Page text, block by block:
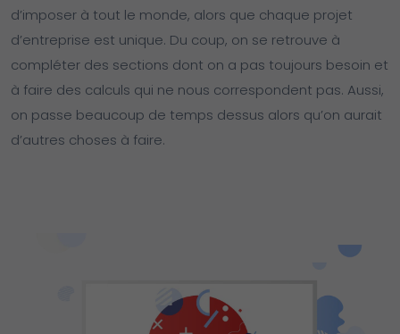
d’imposer à tout le monde, alors que chaque projet
d’entreprise est unique. Du coup, on se retrouve à
compléter des sections dont on a pas toujours besoin et
à faire des calculs qui ne nous correspondent pas. Aussi,
on passe beaucoup de temps dessus alors qu’on aurait
d’autres choses à faire.